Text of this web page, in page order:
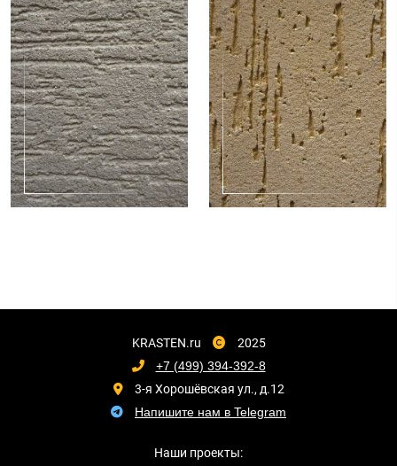
KRASTEN.ru
2025
+7 (499) 394-392-8
3-я Хорошёвская ул., д.12
Напишите нам в Telegram
Наши проекты: